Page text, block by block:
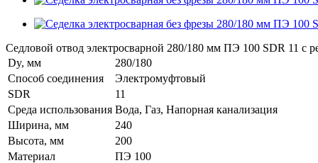
Седловой отвод электросварной 280/180 мм ПЭ 100 SDR 11 с
Dy, мм
280/180
Способ соединения
Электромуфтовый
SDR
11
Среда использования Вода, Газ, Напорная канализация
Ширина, мм
240
Высота, мм
200
Материал
ПЭ 100